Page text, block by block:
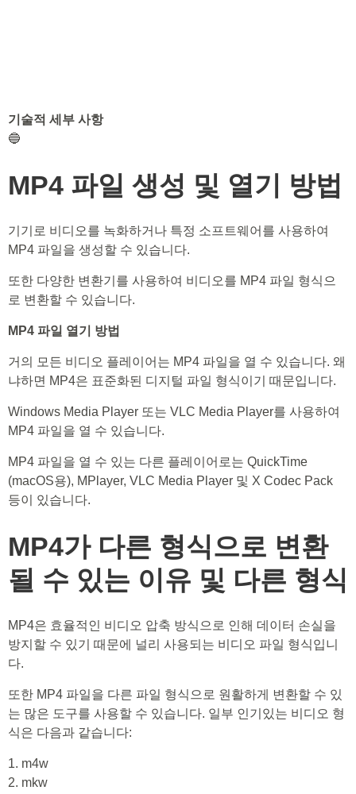
기술적 세부 사항
🔵
MP4 파일 생성 및 열기 방법
기기로 비디오를 녹화하거나 특정 소프트웨어를 사용하여
MP4 파일을 생성할 수 있습니다.
또한 다양한 변환기를 사용하여 비디오를 MP4 파일 형식으
로 변환할 수 있습니다.
MP4 파일 열기 방법
거의 모든 비디오 플레이어는 MP4 파일을 열 수 있습니다. 왜
냐하면 MP4은 표준화된 디지털 파일 형식이기 때문입니다.
Windows Media Player 또는 VLC Media Player를 사용하여
MP4 파일을 열 수 있습니다.
MP4 파일을 열 수 있는 다른 플레이어로는 QuickTime
(macOS용), MPlayer, VLC Media Player 및 X Codec Pack
등이 있습니다.
MP4가 다른 형식으로 변환
될 수 있는 이유 및 다른 형식
MP4은 효율적인 비디오 압축 방식으로 인해 데이터 손실을
방지할 수 있기 때문에 널리 사용되는 비디오 파일 형식입니
다.
또한 MP4 파일을 다른 파일 형식으로 원활하게 변환할 수 있
는 많은 도구를 사용할 수 있습니다. 일부 인기있는 비디오 형
식은 다음과 같습니다:
1. m4w
2. mkw